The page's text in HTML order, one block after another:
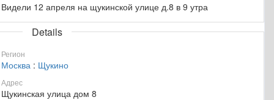
Видели 12 апреля на щукинской улице д.8 в 9 утра
Details
Регион
Москва : Щукино
Адрес
Щукинская улица дом 8